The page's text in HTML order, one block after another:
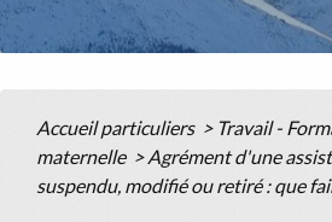
Accueil particuliers > Travail -
maternelle > Agrément d'une
suspendu, modifié ou retiré : que